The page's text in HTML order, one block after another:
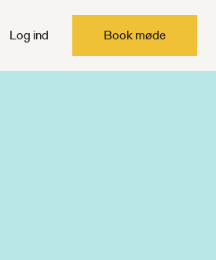
Log ind Book møde